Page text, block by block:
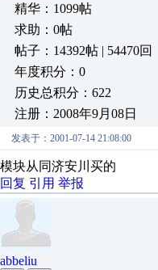
精华：1099帖
求助：0帖
帖子：14392帖 | 54470回
年度积分：0
历史总积分：622
注册：2008年9月08日
发表于：2001-07-14 21:08:00
模块从同济安川买的
回复 引用 举报
abbeliu